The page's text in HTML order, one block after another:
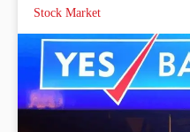
Stock Market